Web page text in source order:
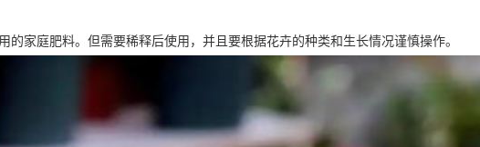
家庭肥料。但需要稀释后使用，并且要根据花卉的种类和生长情况谨慎操作。